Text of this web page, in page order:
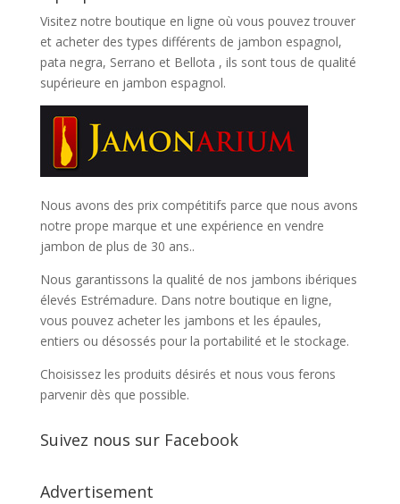
Visitez notre boutique en ligne où vous pouvez trouver
et acheter des types différents de jambon espagnol,
pata negra, Serrano et Bellota , ils sont tous de qualité
supérieure en jambon espagnol.
Nous avons des prix compétitifs parce que nous avons
notre prope marque et une expérience en vendre
jambon de plus de 30 ans..
Nous garantissons la qualité de nos jambons ibériques
élevés Estrémadure. Dans notre boutique en ligne,
vous pouvez acheter les jambons et les épaules,
entiers ou désossés pour la portabilité et le stockage.
Choisissez les produits désirés et nous vous ferons
parvenir dès que possible.
Suivez nous sur Facebook
Advertisement